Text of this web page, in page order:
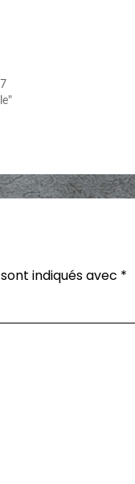
indiqués avec *